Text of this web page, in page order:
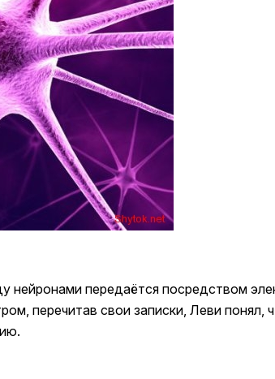
передаётся посредством
перечитав свои записки, Леви